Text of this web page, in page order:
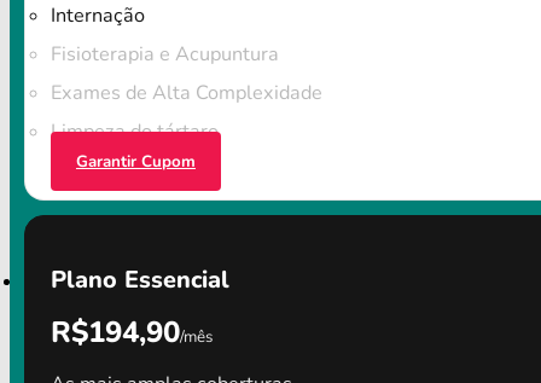
Internação
Fisioterapia e Acupuntura
Exames de Alta Complexidade
Limpeza do tártaro
Garantir Cupom
Plano Essencial
R$194,90/mês